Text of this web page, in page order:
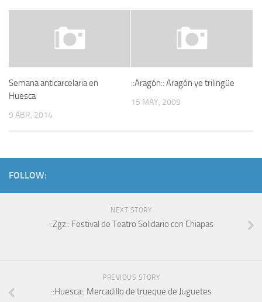
Semana anticarcelaria en
Huesca
9 ABR, 2014
::Aragón:: Aragón ye trilingüe
15 MAY, 2009
FOLLOW:
NEXT STORY
::Zgz:: Festival de Teatro Solidario con Chiapas
PREVIOUS STORY
::Huesca:: Mercadillo de trueque de Juguetes